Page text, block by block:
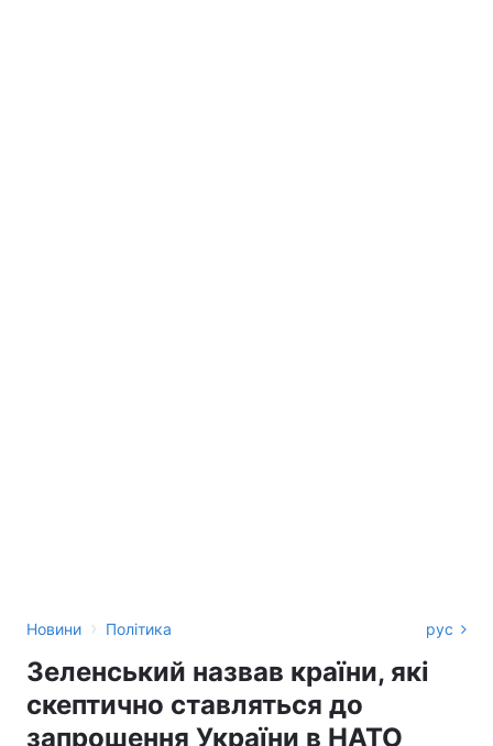
Новини › Політика рус
Зеленський назвав країни, які
скептично ставляться до
запрошення України в НАТО